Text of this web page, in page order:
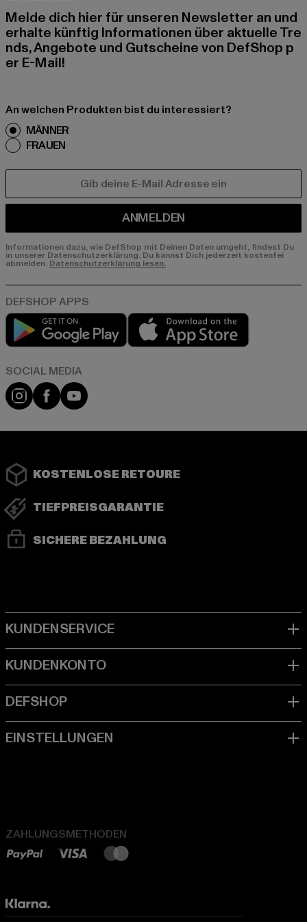
Melde dich hier für unseren Newsletter an und
erhalte künftig Informationen über aktuelle Tre
nds, Angebote und Gutscheine von DefShop p
er E-Mail!
An welchen Produkten bist du interessiert?
MÄNNER
FRAUEN
ANMELDEN
Informationen dazu, wie DefShop mit Deinen Daten umgeht, findest Du
in unserer Datenschutzerklärung. Du kannst Dich jederzeit kostenfei
abmelden. Datenschutzerklärung lesen.
Play market
Instagram
FacebookYouTube
KOSTENLOSE RETOURE
TIEFPREISGARANTIE
SICHERE BEZAHLUNG
ZAHLUNGSMETHODEN